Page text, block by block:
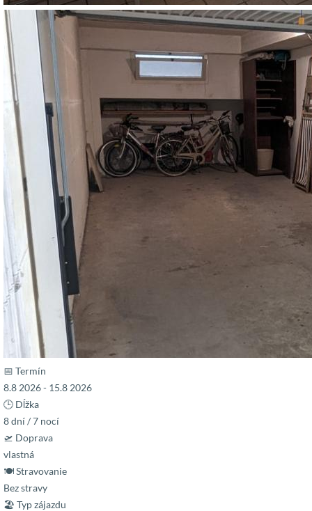
📅 Termín
8.8 2026 - 15.8 2026
🕒 Dĺžka
8 dní / 7 nocí
🛫 Doprava
vlastná
🍽 Stravovanie
Bez stravy
🏖 Typ zájazdu